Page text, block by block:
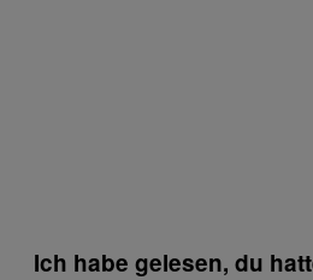
Ich habe gelesen, du